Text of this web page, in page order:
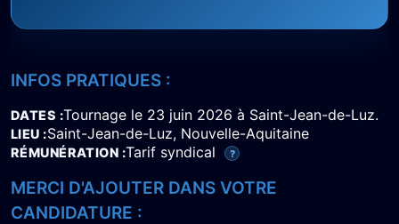
INFOS PRATIQUES :
DATES Tournage le 23 juin 2026 à Saint-Jean-de-Luz.
LIEU Saint-Jean-de-Luz, Nouvelle-Aquitaine
RÉMUNÉRATION Tarif syndical ?
MERCI D'AJOUTER DANS VOTRE
CANDIDATURE :